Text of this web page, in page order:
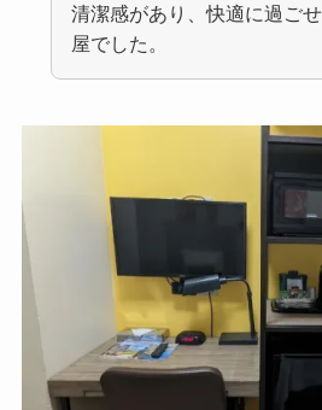
清潔感があり、快適に過ご
屋でした。